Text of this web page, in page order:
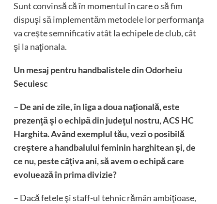
Sunt convinsă că în momentul în care o să fim
dispuşi să implementăm metodele lor performanţa
va creşte semnificativ atât la echipele de club, cât
şi la naţionala.
Un mesaj pentru handbalistele din Odorheiu
Secuiesc
– De ani de zile, în liga a doua naţională, este
prezenţă şi o echipă din judeţul nostru, ACS HC
Harghita. Având exemplul tău, vezi o posibilă
creştere a handbalului feminin harghitean şi, de
ce nu, peste câţiva ani, să avem o echipă care
evoluează în prima divizie?
– Dacă fetele şi staff-ul tehnic rămân ambiţioase,